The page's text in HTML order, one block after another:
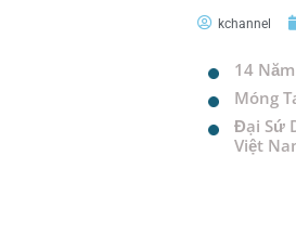
kchannel
14
Móng
Đại Sứ
Việt